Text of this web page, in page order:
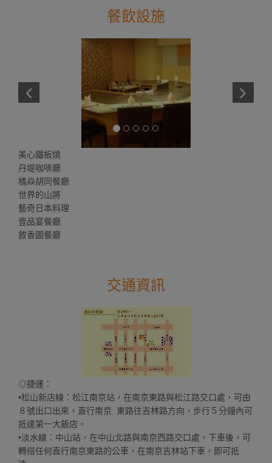
餐飲設施
美心鐵板燒
丹堤咖啡廳
橘焱胡同餐廳
世界的山將
藝奇日本料理
壹品宴餐廳
敘香園餐廳
交通資訊
◎捷運：
•松山新店線：松江南京站，在南京東路與松江路交口處，可由
８號出口出來，直行南京 東路往吉林路方向，步行５分鐘內可
抵達第一大飯店。
•淡水線：中山站，在中山北路與南京西路交口處，下車後，可
轉搭任何直行南京東路的公車，在南京吉林站下車，即可抵